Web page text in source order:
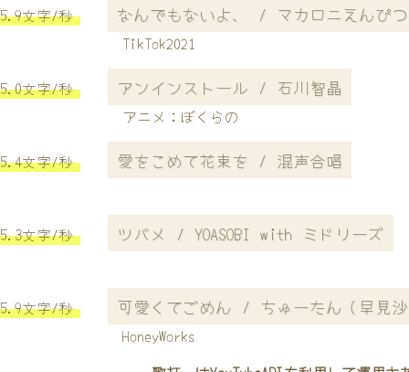
5.9文字/秒 なんでもないよ、 / マカロニえんぴつ
TikTok2021
5.0文字/秒 アンインストール / 石川智晶
アニメ：ぼくらの
5.4文字/秒 愛をこめて花束を / 混声合唱
5.3文字/秒 ツバメ / YOASOBI with ミドリーズ
5.9文字/秒 可愛くてごめん / ちゅーたん（早見
HoneyWorks